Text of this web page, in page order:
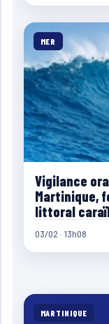
MER
Vigilance
Martinique,
littoral
03/02 · 13h08
MARTINIQUE